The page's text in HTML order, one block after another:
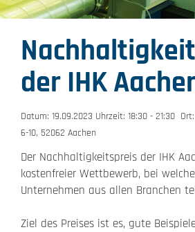
der IHK
Datum: 19.09.2023 Uhrzeit: 18:30 - 21:30
6-10, 52062 Aachen
Der Nachhaltigkeitspreis der IHK
kostenfreier Wettbewerb, bei
Unternehmen aus allen Branchen
Ziel des Preises ist es, gute